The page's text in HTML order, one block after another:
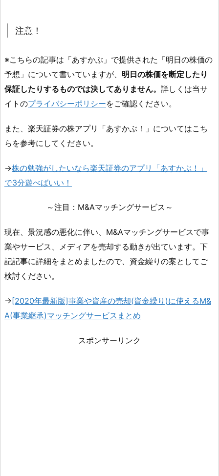
注意！
※こちらの記事は「あすかぶ」で提供された「明日の株価の
予想」について書いていますが、 明日の株価を断定したり
保証したりするものでは決してありません。 詳しくは当サ
イトのプライバシーポリシーをご確認ください。
また、楽天証券の株アプリ「あすかぶ！」についてはこち
らを参考にしてください。
→株の勉強がしたいなら楽天証券のアプリ「あすかぶ！」
で3分遊べばいい！
～注目：M&Aマッチングサービス～
現在、景況感の悪化に伴い、M&Aマッチングサービスで事
業やサービス、メディアを売却する動きが出ています。下
記記事に詳細をまとめましたので、資金繰りの案としてご
検討ください。
→[2020年最新版]事業や資産の売却(資金繰り)に使えるM&
A(事業継承)マッチングサービスまとめ
スポンサーリンク